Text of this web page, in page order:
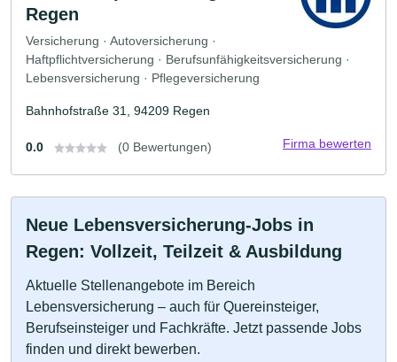
Regen
Versicherung · Autoversicherung ·
Haftpflichtversicherung · Berufsunfähigkeitsversicherung ·
Lebensversicherung · Pflegeversicherung
Bahnhofstraße 31, 94209 Regen
0.0 (0 Bewertungen) Firma bewerten
Neue Lebensversicherung-Jobs in
Regen: Vollzeit, Teilzeit & Ausbildung
Aktuelle Stellenangebote im Bereich
Lebensversicherung – auch für Quereinsteiger,
Berufseinsteiger und Fachkräfte. Jetzt passende Jobs
finden und direkt bewerben.